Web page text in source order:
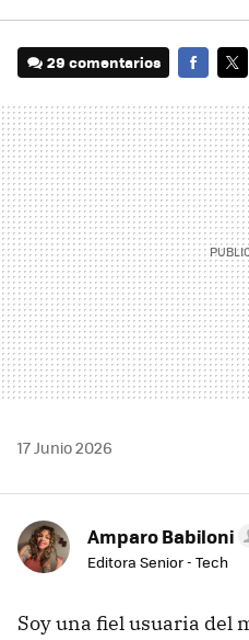
29 comentarios
17 Junio 2026
Amparo Babiloni
Editora Senior - Tech
Soy una fiel usuaria del